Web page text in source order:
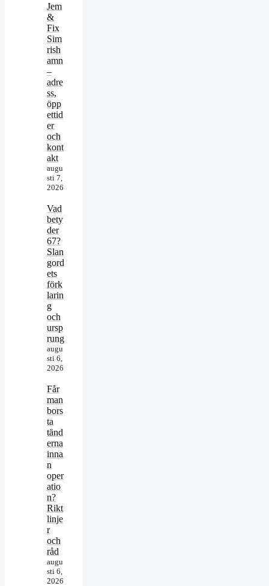
Jem
&
Fix
Sim
rish
amn
–
adre
ss,
öpp
ettid
er
och
kont
akt
augu
sti 7,
2026
Vad
bety
der
67?
Slan
gord
ets
förk
larin
g
och
ursp
rung
augu
sti 6,
2026
Får
man
bors
ta
tänd
erna
inna
n
oper
atio
n?
Rikt
linje
r
och
råd
augu
sti 6,
2026